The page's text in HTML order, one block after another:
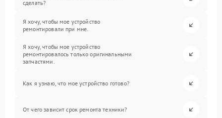
сделать?
Я хочу, чтобы мое устройство
ремонтировали при мне.
Я хочу, чтобы мое устройство
ремонтировалось только оригинальными
запчастями.
Как я узнаю, что мое устройство готово?
От чего зависит срок ремонта техники?